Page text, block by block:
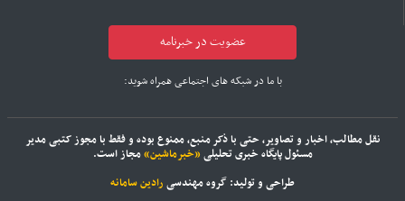
عضویت در خبرنامه
با ما در شبکه های اجتماعی همراه شوید:
نقل مطالب، اخبار و تصاویر، حتی با ذکر منبع، ممنوع بوده و فقط با مجوز کتبی مدیر
مسئول پایگاه خبری تحلیلی «خبرماشین»مجاز است.
طراحی و تولید: گروه مهندسی رادین سامانه